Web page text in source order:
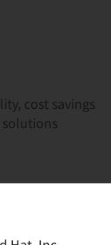
cost savings